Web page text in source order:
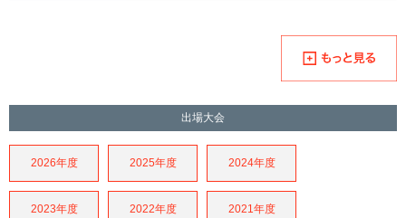
出場大会
2026年度 2025年度 2024年度
2023年度 2022年度 2021年度